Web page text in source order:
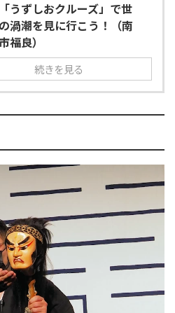
うずしおクルーズ」で世
渦潮を見に行こう！（南
福良）
続きを見る